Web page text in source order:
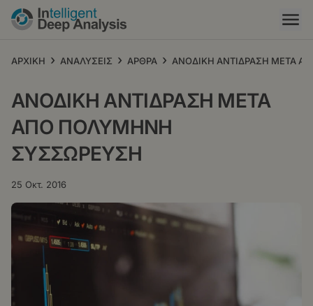
Παράκαμψη
προς
κυρίως
ΑΡΧΙΚΗ › ΑΝΑΛΥΣΕΙΣ › ΑΡΘΡΑ › ΑΝΟΔΙΚΗ ΑΝΤΙΔΡΑΣΗ ΜΕΤΑ
ΑΝΟΔΙΚΗ ΑΝΤΙΔΡΑΣΗ ΜΕΤΑ
ΑΠΟ ΠΟΛΥΜΗΝΗ
ΣΥΣΣΩΡΕΥΣΗ
25 Οκτ. 2016